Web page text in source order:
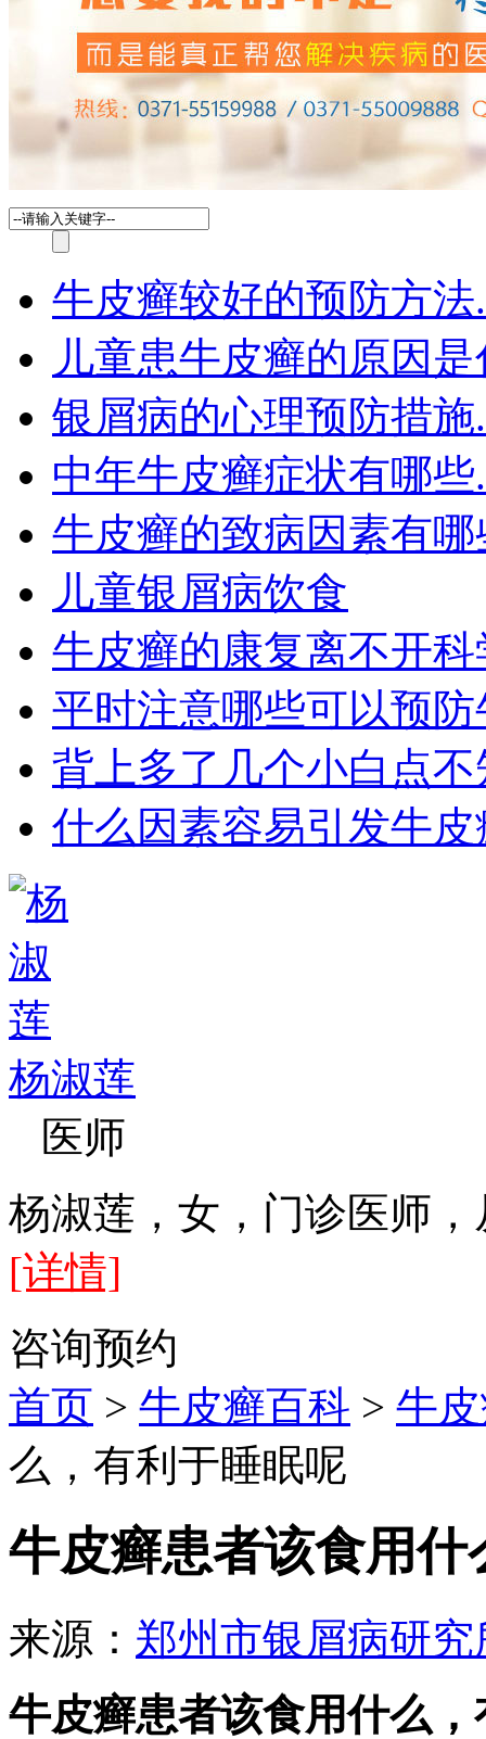
牛皮癣较好的预防方法.
儿童患牛皮癣的原因
银屑病的心理预防措施.
中年牛皮癣症状有哪些.
牛皮癣的致病因素有哪
儿童银屑病饮食
牛皮癣的康复离不开
平时注意哪些可以预
背上多了几个小白点
什么因素容易引发牛皮
杨淑莲
医师
杨淑莲，女，门诊医师
[详情]
咨询预约
首页 > 牛皮癣百科 > 牛
么，有利于睡眠呢
牛皮癣患者该食用
来源： 郑州市银屑病研究
牛皮癣患者该食用什么